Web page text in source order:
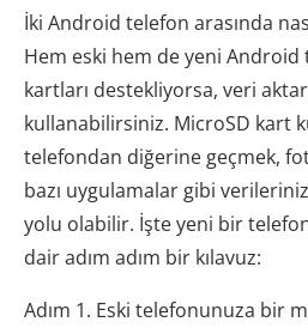
İki Android telefon arasında
Hem eski hem de yeni
kartları destekliyorsa, veri
kullanabilirsiniz. MicroSD kart
telefondan diğerine geçmek,
bazı uygulamalar gibi
yolu olabilir. İşte yeni bir
dair adım adım bir kılavuz:
Adım 1. Eski telefonunuza bir